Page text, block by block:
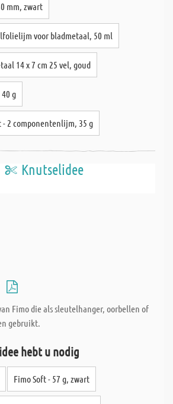
mm, zwart
voor bladmetaal, 50 ml
14 x 7 cm 25 vel, goud
g
- 2 componentenlijm, 35 g
Knutselidee
Fimo die als sleutelhanger, oorbellen of
gebruikt.
hebt u nodig
Fimo Soft - 57 g, zwart